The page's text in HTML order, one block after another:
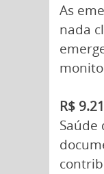
As
nada
R$
Saúde